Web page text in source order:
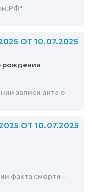
ОТ 10.07.2025
рождении
записи акта о
ОТ 10.07.2025
факта смерти -